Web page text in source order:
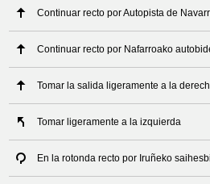
Continuar recto por Autopista de
Continuar recto por Nafarroako
Tomar la salida ligeramente a la
Tomar ligeramente a la izquierda
En la rotonda recto por Iruñeko